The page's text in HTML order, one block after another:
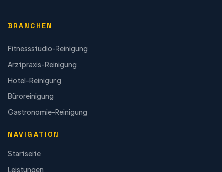
BRANCHEN
Fitnessstudio-Reinigung
Arztpraxis-Reinigung
Hotel-Reinigung
Büroreinigung
Gastronomie-Reinigung
NAVIGATION
Startseite
Leistungen